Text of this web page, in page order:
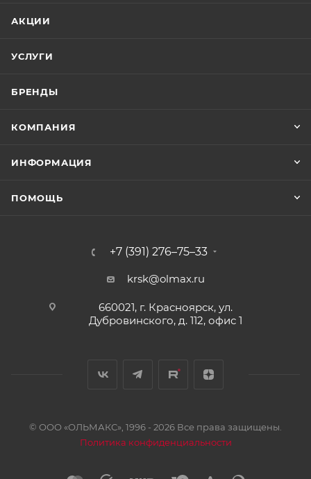
АКЦИИ
УСЛУГИ
БРЕНДЫ
КОМПАНИЯ
ИНФОРМАЦИЯ
ПОМОЩЬ
+7 (391) 276–75–33
krsk@olmax.ru
660021, г. Красноярск, ул.
Дубровинского, д. 112, офис 1
© ООО «ОЛЬМАКС», 1996 - 2026 Все права защищены.
Политика конфиденциальности